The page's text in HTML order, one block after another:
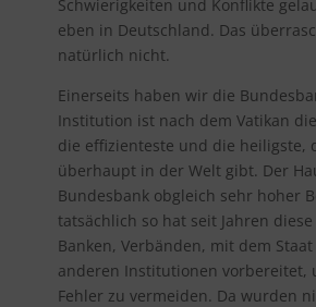
Schwierigkeiten und Konflikte
eben in Deutschland. Das
natürlich nicht.
Einerseits haben wir die
Institution ist nach dem Vatikan
die effizienteste und die heiligste,
überhaupt in der Welt gibt. Der
Bundesbank obgleich sehr hoher
tatsächlich so hat seit Jahren
Banken, Verbänden, mit dem
anderen Institutionen vorbereitet,
Fehler zu vermeiden. Da wurden